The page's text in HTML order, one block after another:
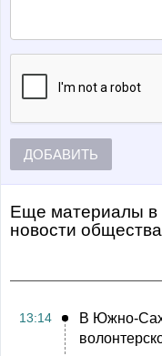
ДОБАВИТЬ
Еще материалы в
Новости
13:14
В Южно-